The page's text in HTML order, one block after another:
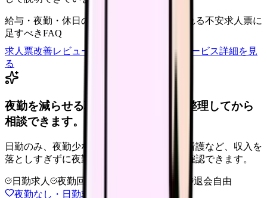
給与・夜勤・休日の見せ方 応募前に離脱される不安求人票に
足すべきFAQ
求人票改善レビューの見積もりを依頼
サービス詳細を見
る
夜勤を減らせる職場タイプを、先に整理してから
相談できます。
日勤のみ、夜勤少なめ、クリニック、訪問看護など、収入を
落としすぎずに夜勤負担を下げる選択肢を確認できます。
日勤求人 夜勤回数を相談
退会自由
夜勤なし・日勤求人の探し方を見る